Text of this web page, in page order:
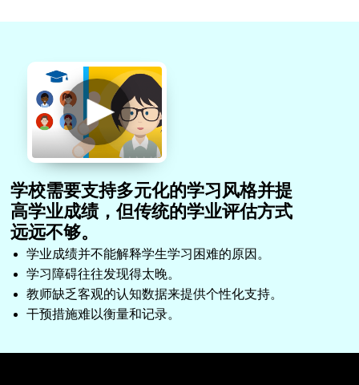
学校需要支持多元化的学习风格并提
高学业成绩，但传统的学业评估方式
远远不够。
学业成绩并不能解释学生学习困难的原因。
学习障碍往往发现得太晚。
教师缺乏客观的认知数据来提供个性化支持。
干预措施难以衡量和记录。